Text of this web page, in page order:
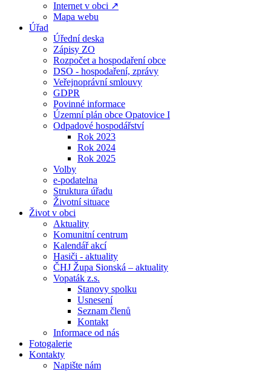
Internet v obci ↗
Mapa webu
Úřad
Úřední deska
Zápisy ZO
Rozpočet a hospodaření obce
DSO - hospodaření, zprávy
Veřejnoprávní smlouvy
GDPR
Povinné informace
Územní plán obce Opatovice I
Odpadové hospodářství
Rok 2023
Rok 2024
Rok 2025
Volby
e-podatelna
Struktura úřadu
Životní situace
Život v obci
Aktuality
Komunitní centrum
Kalendář akcí
Hasiči - aktuality
ČHJ Župa Sionská – aktuality
Vopaták z.s.
Stanovy spolku
Usnesení
Seznam členů
Kontakt
Informace od nás
Fotogalerie
Kontakty
Napište nám